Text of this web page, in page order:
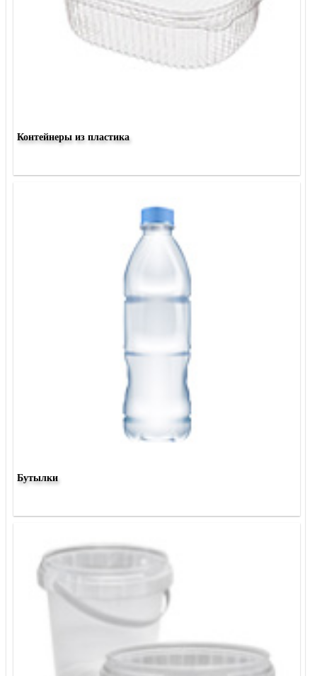
Контейнеры из пластика
Бутылки